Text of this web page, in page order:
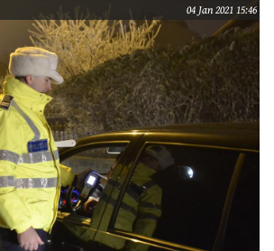
04 Jan 2021 15:46